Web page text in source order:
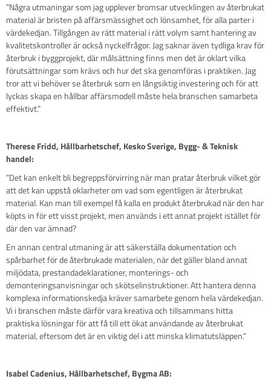
”Några utmaningar som jag upplever bromsar utvecklingen av återbrukat
material är bristen på affärsmässighet och lönsamhet, för alla parter i
värdekedjan. Tillgången av rätt material i rätt volym samt hantering av
kvalitetskontroller är också nyckelfrågor. Jag saknar även tydliga krav för
återbruk i byggprojekt, där målsättning finns men det är oklart vilka
förutsättningar som krävs och hur det ska genomföras i praktiken. Jag
tror att vi behöver se återbruk som en långsiktig investering och för att
lyckas skapa en hållbar affärsmodell måste hela branschen samarbeta
effektivt.”
Therese Fridd, Hållbarhetschef, Kesko Sverige, Bygg- & Teknisk
handel:
”Det kan enkelt bli begreppsförvirring när man pratar återbruk vilket gör
att det kan uppstå oklarheter om vad som egentligen är återbrukat
material. Kan man till exempel få kalla en produkt återbrukad när den har
köpts in för ett visst projekt, men används i ett annat projekt istället för
där den var ämnad?
En annan central utmaning är att säkerställa dokumentation och
spårbarhet för de återbrukade materialen, när det gäller bland annat
miljödata, prestandadeklarationer, monterings- och
demonteringsanvisningar och skötselinstruktioner. Att hantera denna
komplexa informationskedja kräver samarbete genom hela värdekedjan.
Vi i branschen måste därför vara kreativa och tillsammans hitta
praktiska lösningar för att få till ett ökat användande av återbrukat
material, eftersom det är en viktig del i att minska klimatutsläppen.”
Isabel Cadenius, Hållbarhetschef, Bygma AB: